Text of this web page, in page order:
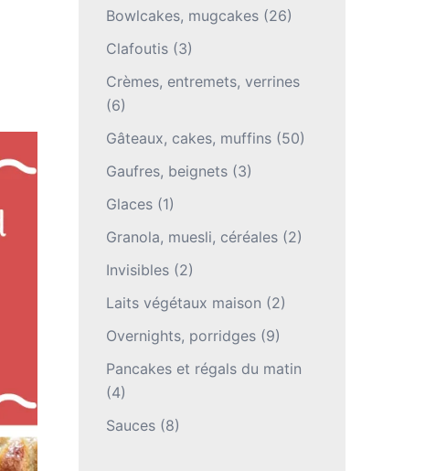
Bowlcakes, mugcakes(26)
Clafoutis(3)
Crèmes, entremets, verrines
(6)
Gâteaux, cakes, muffins(50)
Gaufres, beignets(3)
Glaces(1)
Granola, muesli, céréales(2)
Invisibles(2)
Laits végétaux maison (2)
Overnights, porridges(9)
Pancakes et régals du matin
(4)
Sauces(8)